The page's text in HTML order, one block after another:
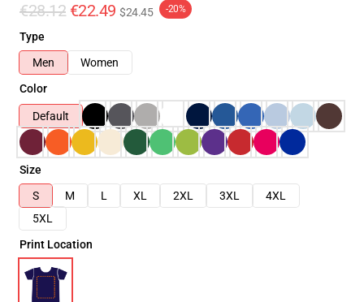
€28.12 €22.49 $24.45 -20%
Type
Men
Women
Color
Default
Size
S
M L XL 2XL 3XL
4XL
5XL
Print Location